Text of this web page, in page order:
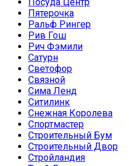
Пятерочка
Ральф Рингер
Рив Гош
Рич Фэмили
Сатурн
Светофор
Связной
Сима Ленд
Ситилинк
Снежная Королева
Спортмастер
Строительный Бум
Строительный Двор
Стройландия